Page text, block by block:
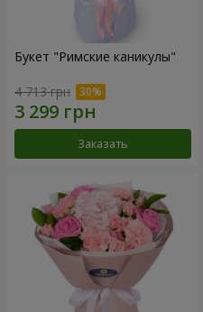
Букет "Римские каникулы"
4 713 грн
Заказать